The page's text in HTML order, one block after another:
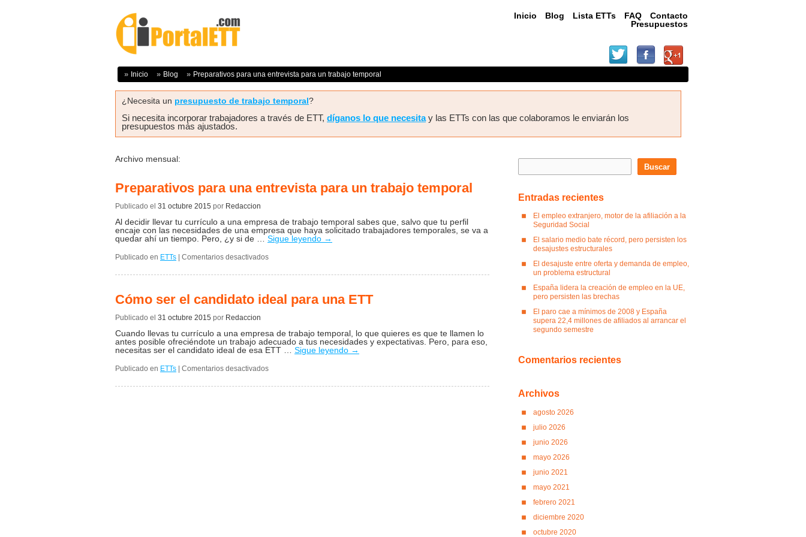
Inicio Blog Lista ETTs FAQ
Contacto
Presupuestos
Inicio Blog Preparativos para una entrevista para un trabajo temporal
¿Necesita un presupuesto de trabajo temporal ?
Si necesita incorporar trabajadores a través de ETT, díganos lo que necesitay las ETTs con las que colaboramos le enviarán los
presupuestos más ajustados.
Archivo mensual:
Preparativos para una entrevista para un trabajo temporal
Publicado el 31 octubre 2015 por Redaccion
Al decidir llevar tu currículo a una empresa de trabajo temporal sabes que, salvo que tu perfil
encaje con las necesidades de una empresa que haya solicitado trabajadores temporales, se va a
quedar ahí un tiempo. Pero, ¿y si de … Sigue leyendo →
Publicado en ETTs | Comentarios desactivadosen
para
entrevista
trabajo
temporal
Cómo ser el candidato ideal para una ETT
Publicado el 31 octubre 2015 por Redaccion
Cuando llevas tu currículo a una empresa de trabajo temporal, lo que quieres es que te llamen lo
antes posible ofreciéndote un trabajo adecuado a tus necesidades y expectativas. Pero, para eso,
necesitas ser el candidato ideal de esa ETT … Sigue leyendo →
Publicado en ETTs | Comentarios desactivadosen
ser
Entradas recientes
El empleo extranjero, motor de la afiliación a la
Seguridad Social
El salario medio bate récord, pero persisten los
desajustes estructurales
El desajuste entre oferta y demanda de empleo,
un problema estructural
España lidera la creación de empleo en la UE,
pero persisten las brechas
El paro cae a mínimos de 2008 y España
supera 22,4 millones de afiliados al arrancar el
segundo semestre
Comentarios recientes
Archivos
agosto 2026
julio 2026
junio 2026
mayo 2026
junio 2021
mayo 2021
febrero 2021
diciembre 2020
octubre 2020